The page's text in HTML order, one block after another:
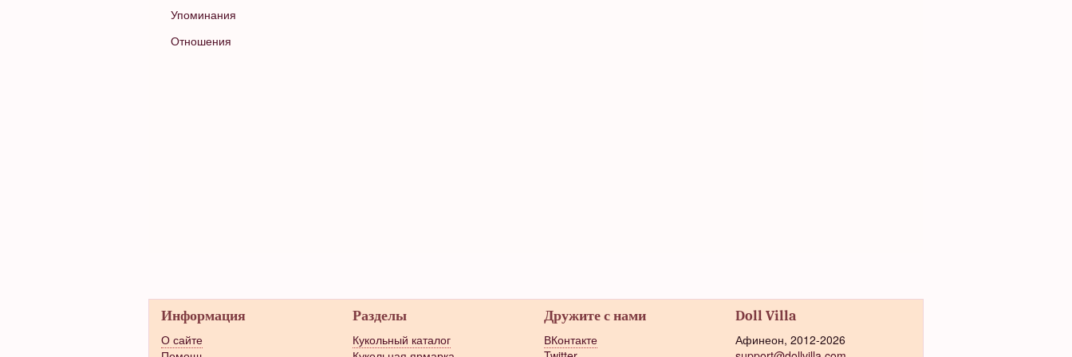
Упоминания
Отношения
Информация
О сайте
Разделы
Кукольный каталог
Дружите с нами
ВКонтакте
Doll Villa
Афинеон, 2012-2026